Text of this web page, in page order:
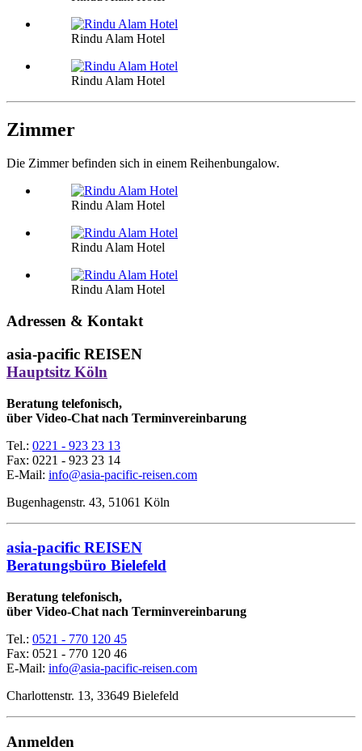
Rindu Alam Hotel
Rindu Alam Hotel
Zimmer
Die Zimmer befinden sich in einem Reihenbungalow.
Rindu Alam Hotel
Rindu Alam Hotel
Rindu Alam Hotel
Adressen & Kontakt
asia-pacific REISEN
Hauptsitz Köln
Beratung telefonisch,
über Video-Chat nach Terminvereinbarung
Tel.: 0221 - 923 23 13
Fax: 0221 - 923 23 14
E-Mail: info@asia-pacific-reisen.com
Bugenhagenstr. 43, 51061 Köln
asia-pacific REISEN
Beratungsbüro Bielefeld
Beratung telefonisch,
über Video-Chat nach Terminvereinbarung
Tel.: 0521 - 770 120 45
Fax: 0521 - 770 120 46
E-Mail: info@asia-pacific-reisen.com
Charlottenstr. 13, 33649 Bielefeld
Anmelden